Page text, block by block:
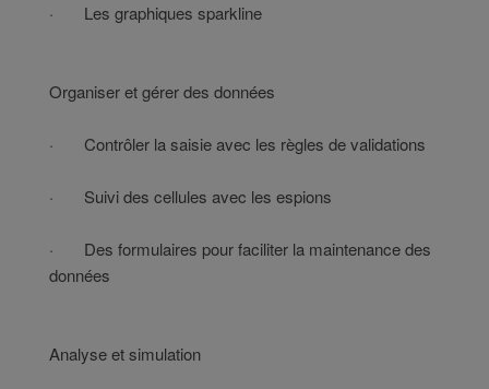
· Les graphiques sparkline
Organiser et gérer des données
· Contrôler la saisie avec les règles de validations
· Suivi des cellules avec les espions
· Des formulaires pour faciliter la maintenance des
données
Analyse et simulation